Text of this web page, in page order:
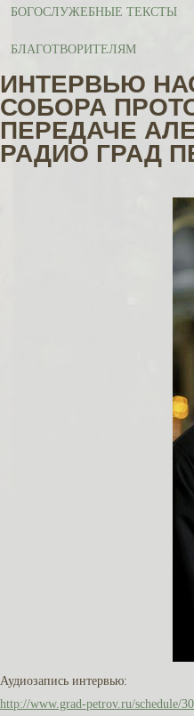
БОГОСЛУЖЕБНЫЕ ТЕКСТЫ
БЛАГОТВОРИТЕЛЯМ
ИНТЕРВЬЮ
СОБОРА
ПЕРЕДАЧЕ
РАДИО ГРАД
Аудиозапись интервью:
http://www.grad-petrov.ru/schedule/